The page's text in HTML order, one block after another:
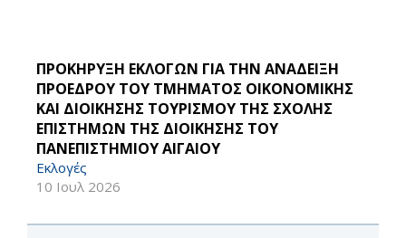
ΠΡΟΚΗΡΥΞΗ ΕΚΛΟΓΩΝ ΓΙΑ ΤΗΝ ΑΝΑΔΕΙΞΗ
ΠΡΟΕΔΡΟΥ ΤΟΥ ΤΜΗΜΑΤΟΣ ΟΙΚΟΝΟΜΙΚΗΣ
ΚΑΙ ΔΙΟΙΚΗΣΗΣ ΤΟΥΡΙΣΜΟΥ ΤΗΣ ΣΧΟΛΗΣ
ΕΠΙΣΤΗΜΩΝ ΤΗΣ ΔΙΟΙΚΗΣΗΣ ΤΟΥ
ΠΑΝΕΠΙΣΤΗΜΙΟΥ ΑΙΓΑΙΟΥ
Εκλογές
10 Ιουλ 2026